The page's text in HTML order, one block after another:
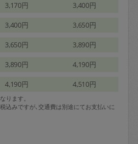
3,170円 3,400円
3,400円 3,650円
3,650円 3,890円
3,890円 4,190円
4,190円 4,510円
ります。
込みですが､交通費は別途にてお支払いに